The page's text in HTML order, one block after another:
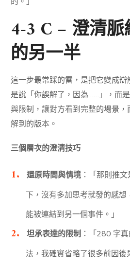
4-3 C – 澄清
的另一半
這一步最常踩的雷，是把它變成
是說「你誤解了，因為……」，而
與限制，讓對方看到完整的場景
解到的版本。
三個層次的澄清技巧
還原時間與情境：「那則推
下，沒有多加思考就發的感
能被連結到另一個事件。」
坦承表達的限制：「280 字
法，我確實省略了很多前因